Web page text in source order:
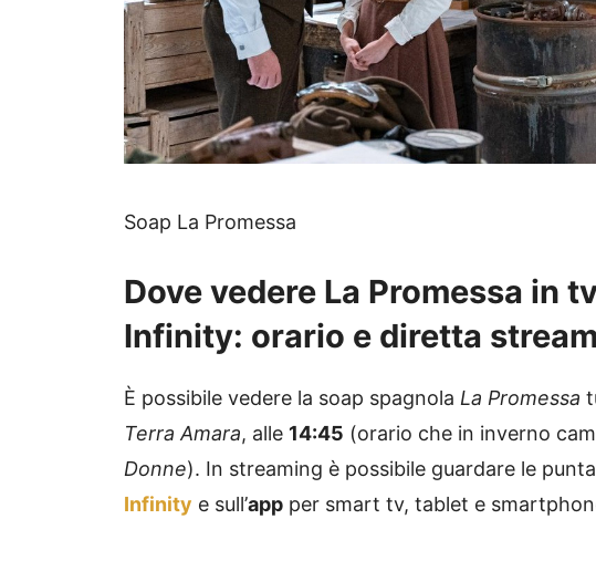
Soap La Promessa
Dove vedere La Promessa in
Infinity: orario e diretta
È possibile vedere la soap spagnola La Promessa
Terra Amara, alle 14:45 (orario che in inverno
Donne). In streaming è possibile guardare le
Infinity e sull’app per smart tv, tablet e